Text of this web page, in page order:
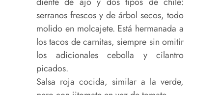
serranos frescos y de árbol secos, todo
molido en molcajete. Está hermanada a
los tacos de carnitas, siempre sin omitir
los adicionales cebolla y cilantro
picados.
Salsa roja cocida, similar a la verde,